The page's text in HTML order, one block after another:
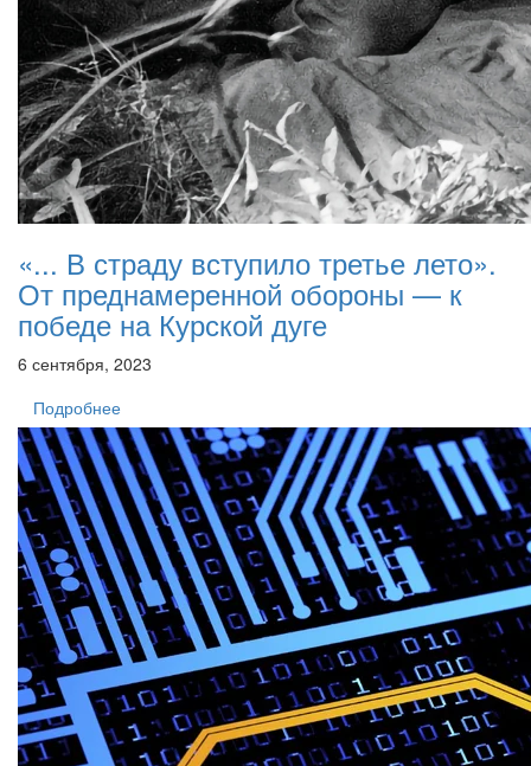
«... В страду вступило третье лето».
От преднамеренной обороны — к
победе на Курской дуге
6 сентября, 2023
Подробнее